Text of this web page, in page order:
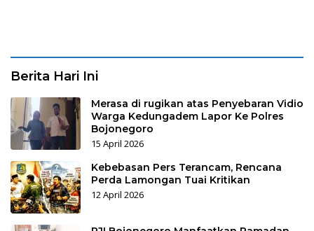
Berita Hari Ini
Merasa di rugikan atas Penyebaran Vidio
Warga Kedungadem Lapor Ke Polres
Bojonegoro
15 April 2026
Kebebasan Pers Terancam, Rencana
Perda Lamongan Tuai Kritikan
12 April 2026